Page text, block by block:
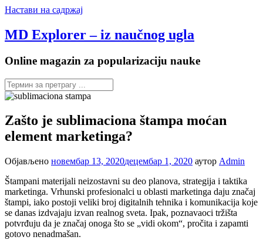
Настави на садржај
MD Explorer – iz naučnog ugla
Online magazin za popularizaciju nauke
Zašto je sublimaciona štampa moćan
element marketinga?
Објављено новембар 13, 2020децембар 1, 2020 аутор Admin
Štampani materijali neizostavni su deo planova, strategija i taktika
marketinga. Vrhunski profesionalci u oblasti marketinga daju značaj
štampi, iako postoji veliki broj digitalnih tehnika i komunikacija koje
se danas izdvajaju izvan realnog sveta. Ipak, poznavaoci tržišta
potvrđuju da je značaj onoga što se „vidi okom“, pročita i zapamti
gotovo nenadmašan.